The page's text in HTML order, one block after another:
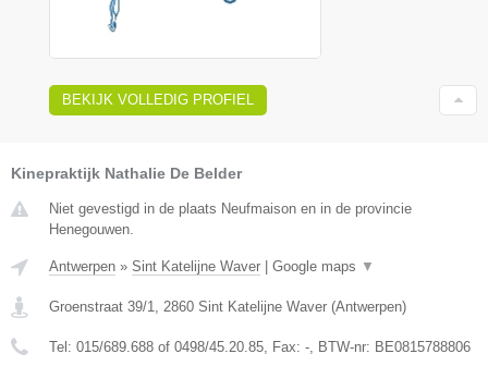
BEKIJK VOLLEDIG PROFIEL
Kinepraktijk Nathalie De Belder
Niet gevestigd in de plaats Neufmaison en in de provincie
Henegouwen.
Antwerpen » Sint Katelijne Waver | Google maps ▼
Groenstraat 39/1 2860 Sint Katelijne Waver (Antwerpen)
Tel: 015/689.688 of 0498/45.20.85 , Fax: - , BTW-nr: BE0815788806